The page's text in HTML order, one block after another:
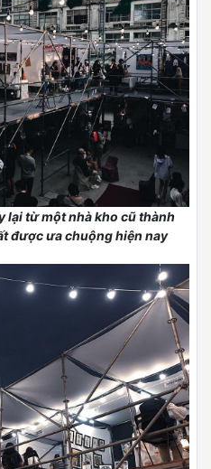
lại từ một nhà kho cũ thành
được ưa chuộng hiện nay